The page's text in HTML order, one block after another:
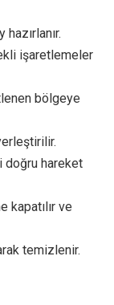
işaretlemeler
bölgeye
doğru hareket
kapatılır ve
temizlenir.